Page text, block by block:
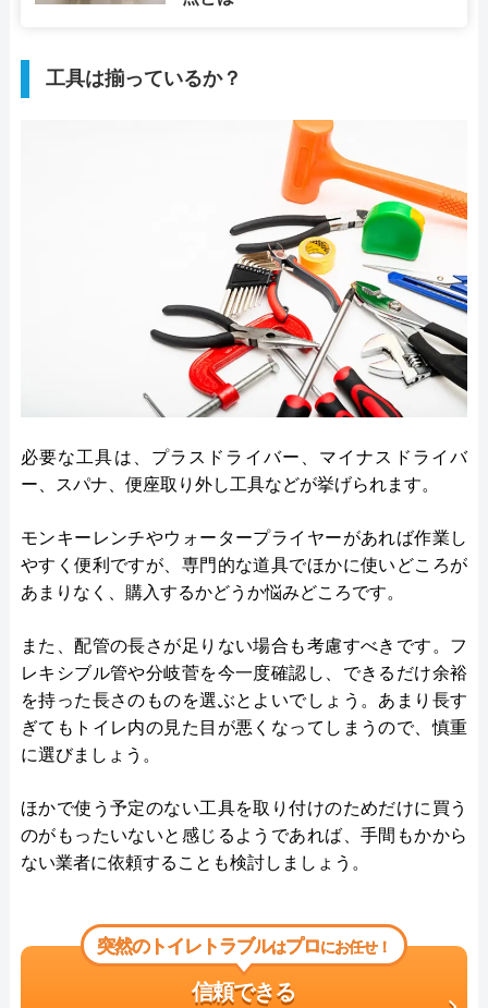
工具は揃っているか？
必要な工具は、プラスドライバー、マイナスドライバ
ー、スパナ、便座取り外し工具などが挙げられます。
モンキーレンチやウォータープライヤーがあれば作業し
やすく便利ですが、専門的な道具でほかに使いどころが
あまりなく、購入するかどうか悩みどころです。
また、配管の長さが足りない場合も考慮すべきです。フ
レキシブル管や分岐菅を今一度確認し、できるだけ余裕
を持った長さのものを選ぶとよいでしょう。あまり長す
ぎてもトイレ内の見た目が悪くなってしまうので、慎重
に選びましょう。
ほかで使う予定のない工具を取り付けのためだけに買う
のがもったいないと感じるようであれば、手間もかから
ない業者に依頼することも検討しましょう。
突然のトイレトラブルはプロにお任せ！
信頼できる